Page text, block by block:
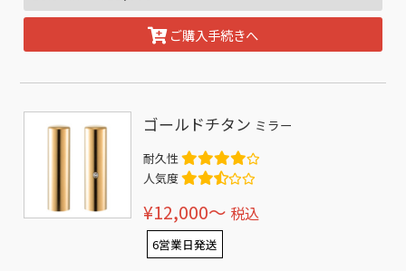
ご購入手続きへ
ゴールドチタン ミラー
耐久性
人気度
¥12,000〜 税込
6営業日発送